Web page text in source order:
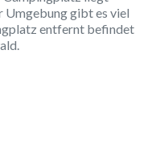
Umgebung gibt es viel
entfernt befindet